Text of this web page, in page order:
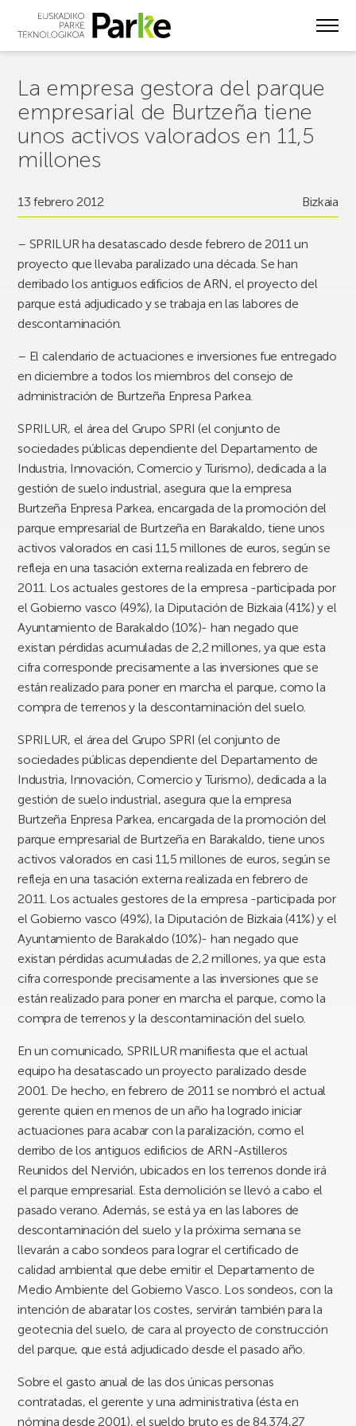
La empresa gestora del parque
empresarial de Burtzeña tiene
unos activos valorados en 11,5
millones
13 febrero 2012 Bizkaia
– SPRILUR ha desatascado desde febrero de 2011 un
proyecto que llevaba paralizado una década. Se han
derribado los antiguos edificios de ARN, el proyecto del
parque está adjudicado y se trabaja en las labores de
descontaminación.
– El calendario de actuaciones e inversiones fue entregado
en diciembre a todos los miembros del consejo de
administración de Burtzeña Enpresa Parkea.
SPRILUR, el área del Grupo SPRI (el conjunto de
sociedades públicas dependiente del Departamento de
Industria, Innovación, Comercio y Turismo), dedicada a la
gestión de suelo industrial, asegura que la empresa
Burtzeña Enpresa Parkea, encargada de la promoción del
parque empresarial de Burtzeña en Barakaldo, tiene unos
activos valorados en casi 11,5 millones de euros, según se
refleja en una tasación externa realizada en febrero de
2011. Los actuales gestores de la empresa -participada por
el Gobierno vasco (49%), la Diputación de Bizkaia (41%) y el
Ayuntamiento de Barakaldo (10%)- han negado que
existan pérdidas acumuladas de 2,2 millones, ya que esta
cifra corresponde precisamente a las inversiones que se
están realizado para poner en marcha el parque, como la
compra de terrenos y la descontaminación del suelo.
SPRILUR, el área del Grupo SPRI (el conjunto de
sociedades públicas dependiente del Departamento de
Industria, Innovación, Comercio y Turismo), dedicada a la
gestión de suelo industrial, asegura que la empresa
Burtzeña Enpresa Parkea, encargada de la promoción del
parque empresarial de Burtzeña en Barakaldo, tiene unos
activos valorados en casi 11,5 millones de euros, según se
refleja en una tasación externa realizada en febrero de
2011. Los actuales gestores de la empresa -participada por
el Gobierno vasco (49%), la Diputación de Bizkaia (41%) y el
Ayuntamiento de Barakaldo (10%)- han negado que
existan pérdidas acumuladas de 2,2 millones, ya que esta
cifra corresponde precisamente a las inversiones que se
están realizado para poner en marcha el parque, como la
compra de terrenos y la descontaminación del suelo.
En un comunicado, SPRILUR manifiesta que el actual
equipo ha desatascado un proyecto paralizado desde
2001. De hecho, en febrero de 2011 se nombró el actual
gerente quien en menos de un año ha logrado iniciar
actuaciones para acabar con la paralización, como el
derribo de los antiguos edificios de ARN-Astilleros
Reunidos del Nervión, ubicados en los terrenos donde irá
el parque empresarial. Esta demolición se llevó a cabo el
pasado verano. Además, se está ya en las labores de
descontaminación del suelo y la próxima semana se
llevarán a cabo sondeos para lograr el certificado de
calidad ambiental que debe emitir el Departamento de
Medio Ambiente del Gobierno Vasco. Los sondeos, con la
intención de abaratar los costes, servirán también para la
geotecnia del suelo, de cara al proyecto de construcción
del parque, que está adjudicado desde el pasado año.
Sobre el gasto anual de las dos únicas personas
contratadas, el gerente y una administrativa (ésta en
nómina desde 2001), el sueldo bruto es de 84.374,27